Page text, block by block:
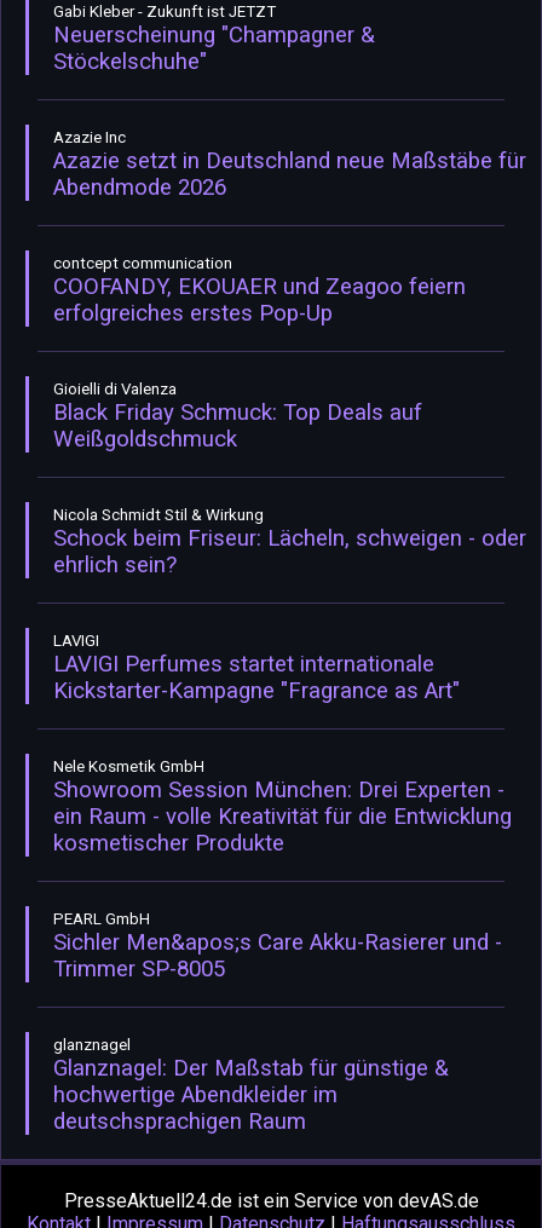
Gabi Kleber - Zukunft ist JETZT
Neuerscheinung "Champagner &
Stöckelschuhe"
Azazie Inc
Azazie setzt in Deutschland neue Maßstäbe für
Abendmode 2026
contcept communication
COOFANDY, EKOUAER und Zeagoo feiern
erfolgreiches erstes Pop-Up
Gioielli di Valenza
Black Friday Schmuck: Top Deals auf
Weißgoldschmuck
Nicola Schmidt Stil & Wirkung
Schock beim Friseur: Lächeln, schweigen - oder
ehrlich sein?
LAVIGI
LAVIGI Perfumes startet internationale
Kickstarter-Kampagne "Fragrance as Art"
Nele Kosmetik GmbH
Showroom Session München: Drei Experten -
ein Raum - volle Kreativität für die Entwicklung
kosmetischer Produkte
PEARL GmbH
Sichler Men&apos;s Care Akku-Rasierer und -
Trimmer SP-8005
glanznagel
Glanznagel: Der Maßstab für günstige &
hochwertige Abendkleider im
deutschsprachigen Raum
PresseAktuell24.de ist ein Service von devAS.de